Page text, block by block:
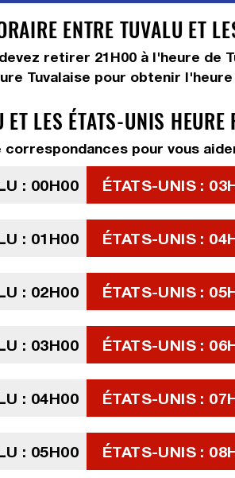
ENTRE TUVALU ET
retirer 21H00 à l'heure de
Tuvalaise pour obtenir
LES ÉTATS-UNIS HEURE
pour vous
: 00H00 ÉTATS-UNIS :
: 01H00 ÉTATS-UNIS :
: 02H00 ÉTATS-UNIS :
: 03H00 ÉTATS-UNIS :
: 04H00 ÉTATS-UNIS :
: 05H00 ÉTATS-UNIS :